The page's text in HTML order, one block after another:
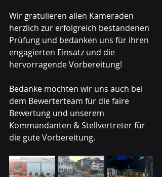
Wir gratulieren allen Kameraden
herzlich zur erfolgreich bestandenen
Prüfung und bedanken uns für ihren
engagierten Einsatz und die
hervorragende Vorbereitung!
Bedanke möchten wir uns auch bei
dem Bewerterteam für die faire
Bewertung und unserem
Kommandanten & Stellvertreter für
die gute Vorbereitung.